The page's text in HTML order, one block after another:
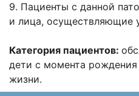
9. Пациенты с данной
и лица, осуществляющие
Категория пациентов:
дети с момента
жизни.